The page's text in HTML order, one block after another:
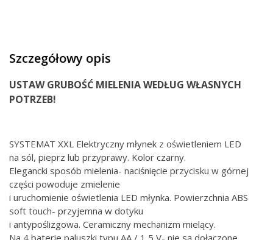
Szczegółowy opis
USTAW GRUBOŚĆ MIELENIA WEDŁUG WŁASNYCH
POTRZEB!
SYSTEMAT XXL Elektryczny młynek z oświetleniem LED
na sól, pieprz lub przyprawy. Kolor czarny.
Elegancki sposób mielenia- naciśnięcie przycisku w górnej
części powoduje zmielenie
i uruchomienie oświetlenia LED młynka. Powierzchnia ABS
soft touch- przyjemna w dotyku
i antypoślizgowa. Ceramiczny mechanizm mielący.